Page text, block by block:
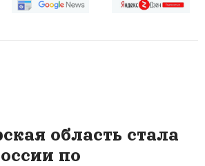
область стала
по